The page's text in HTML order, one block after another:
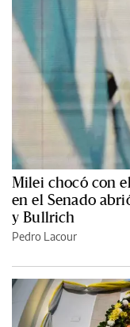
Milei chocó con
en el Senado
y Bullrich
Pedro Lacour